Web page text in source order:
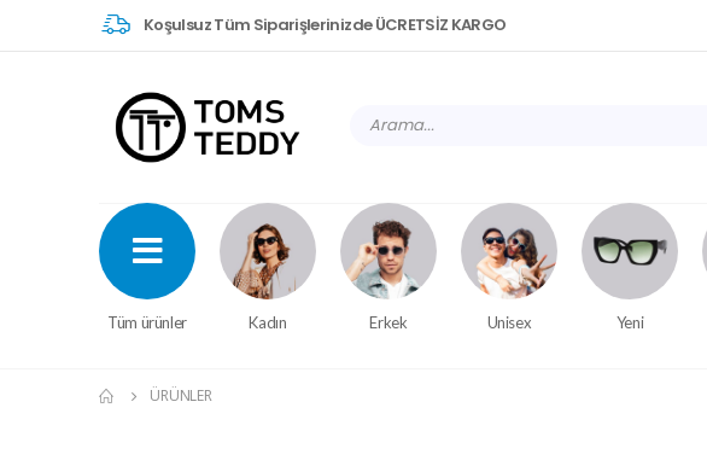
Koşulsuz Tüm Siparişlerinizde ÜCRETSİZ KARGO
Tüm ürünler Kadın Erkek Unisex Yeni
ÜRÜNLER